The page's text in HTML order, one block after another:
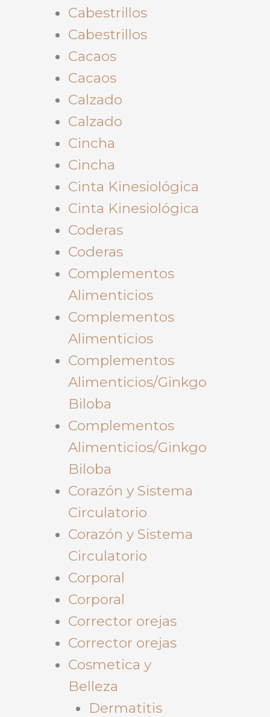
Cabestrillos
Cabestrillos
Cacaos
Cacaos
Calzado
Calzado
Cincha
Cincha
Cinta Kinesiológica
Cinta Kinesiológica
Coderas
Coderas
Complementos
Alimenticios
Complementos
Alimenticios
Complementos
Alimenticios/Ginkgo
Biloba
Complementos
Alimenticios/Ginkgo
Biloba
Corazón y Sistema
Circulatorio
Corazón y Sistema
Circulatorio
Corporal
Corporal
Corrector orejas
Corrector orejas
Cosmetica y
Belleza
Dermatitis